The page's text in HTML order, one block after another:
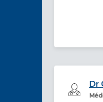
Dr